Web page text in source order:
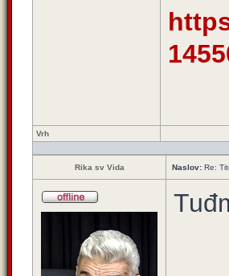
Vrh
Rika sv Vida Naslov: Re: